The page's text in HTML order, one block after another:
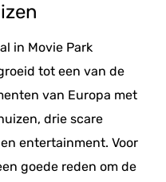
in Movie Park
tot een van de
van Europa met
drie scare
entertainment. Voor
goede reden om de